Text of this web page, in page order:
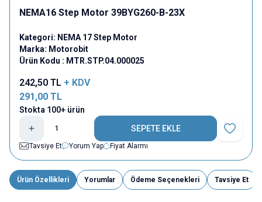
NEMA16 Step Motor 39BYG260-B-23X
Kategori: NEMA 17 Step Motor
Marka: Motorobit
Ürün Kodu : MTR.STP.04.000025
242,50 TL + KDV
291,00 TL
Stokta 100+ ürün
SEPETE EKLE
Favoriye
Tavsiye Et
Yorum Yap Fiyat Alarmı
Ürün Özellikleri Yorumlar Ödeme Seçenekleri Tavsiye Et